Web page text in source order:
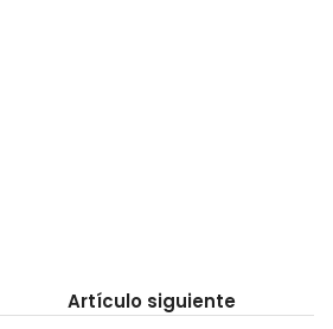
Artículo siguiente